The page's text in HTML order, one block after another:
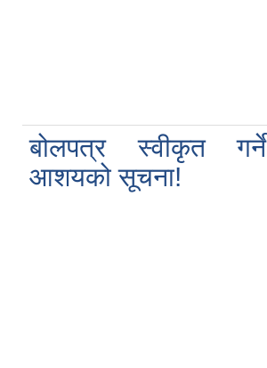
बोलपत्र स्वीकृत गर्ने
आशयको सूचना!